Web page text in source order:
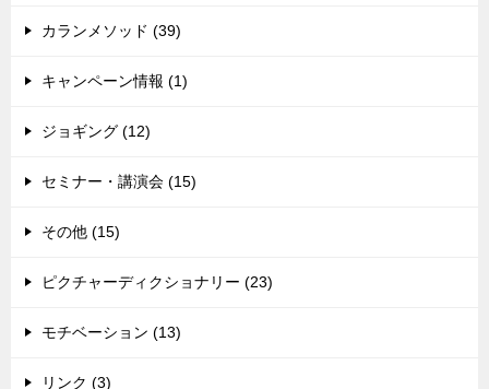
カランメソッド (39)
キャンペーン情報 (1)
ジョギング (12)
セミナー・講演会 (15)
その他 (15)
ピクチャーディクショナリー (23)
モチベーション (13)
リンク (3)